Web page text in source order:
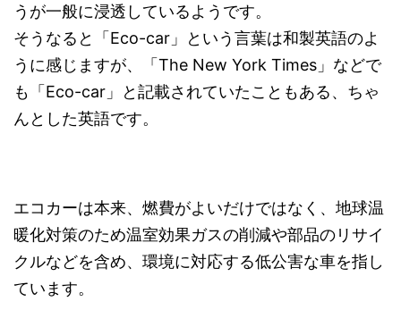
うが一般に浸透しているようです。
そうなると「Eco-car」という言葉は和製英語のよ
うに感じますが、「 The New York Times」などで
も「Eco-car」と記載されていたこともある、ちゃ
んとした英語です。
エコカーは本来、燃費がよいだけではなく、地球温
暖化対策のため温室効果ガスの削減や部品のリサイ
クルなどを含め、環境に対応する低公害な車を指し
ています。